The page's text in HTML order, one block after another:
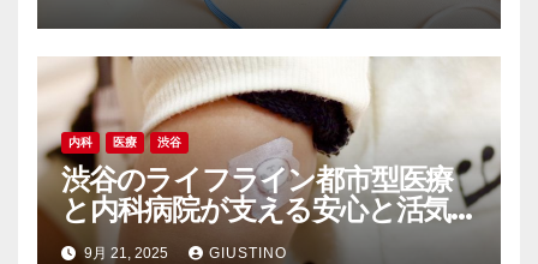
内科 医療 渋谷
渋谷のライフライン都市型医療
と内科病院が支える安心と活気
の裏側
9月 21, 2025 GIUSTINO